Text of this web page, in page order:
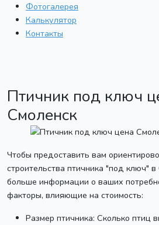
Фотогалерея
Калькулятор
Контакты
Птичник под ключ
Смоленск
Чтобы предоставить вам
строительства птичника "под ключ"
больше информации о ваших
факторы, влияющие на стоимость:
Размер птичника: Сколько птиц